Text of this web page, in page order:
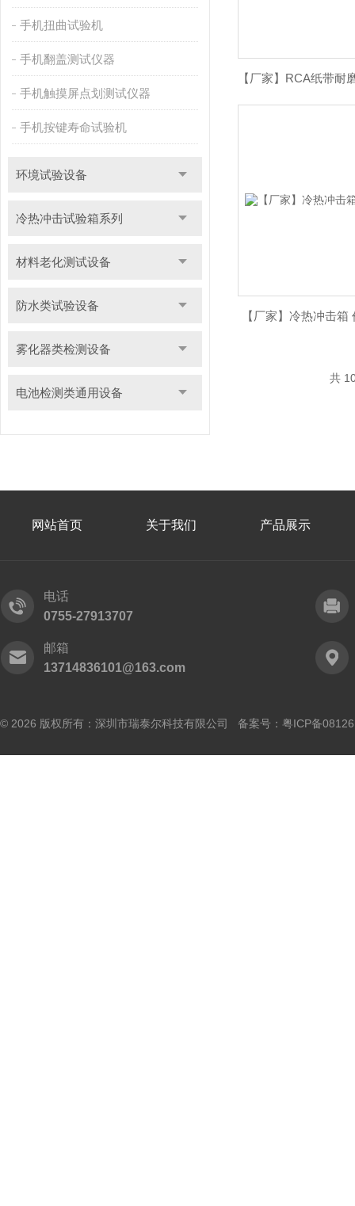
手机扭曲试验机
手机翻盖测试仪器
手机触摸屏点划测试仪器
手机按键寿命试验机
环境试验设备
冷热冲击试验箱系列
材料老化测试设备
防水类试验设备
雾化器类检测设备
电池检测类通用设备
【厂家】冷热冲击
共
网站首页 关于我们 产品展示
电话
0755-27913707
邮箱
13714836101@163.com
© 2026 版权所有：深圳市瑞泰尔科技有限公司 备案号： 粤ICP备